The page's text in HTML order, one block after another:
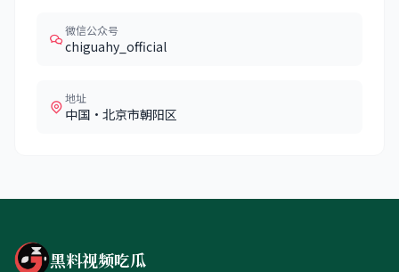
微信公众号
chiguahy_official
地址
中国·北京市朝阳区
黑料视频吃瓜